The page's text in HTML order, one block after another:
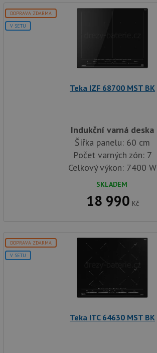
DOPRAVA ZDARMA
V SETU
Teka IZF 68700 MST BK
Indukční varná deska
Šířka panelu: 60 cm
Počet varných zón: 7
Celkový výkon: 7400 W
SKLADEM
18 990 Kč
DOPRAVA ZDARMA
V SETU
Teka ITC 64630 MST BK